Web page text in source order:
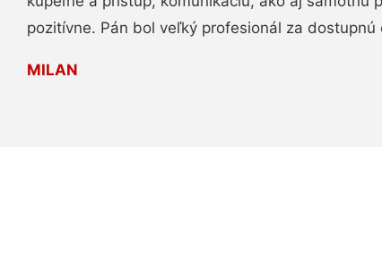
pozitívne. Pán bol veľký profesionál za dostupnú
MILAN